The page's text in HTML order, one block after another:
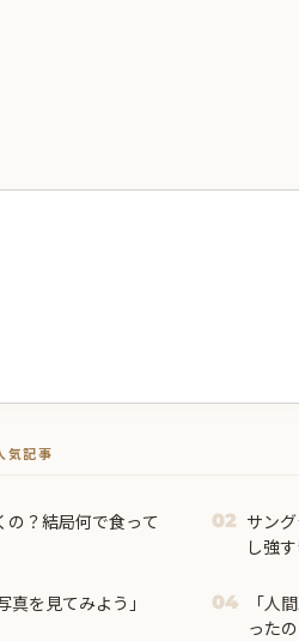
記事
？結局何で食って
02 サン
し強
真を見てみよう」 04
「人
った